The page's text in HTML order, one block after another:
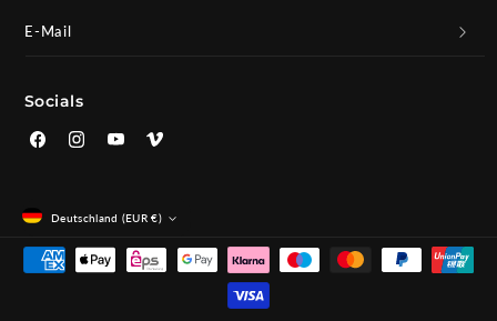
E-Mail
Socials
FacebookInstagramYouTubeVimeo
Deutschland (EUR €)
Zahlungsmethoden